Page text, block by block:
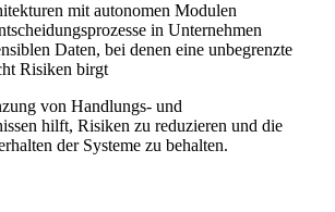
mit autonomen Modulen
in Unternehmen
Daten, bei denen eine unbegrenzte
Risiken birgt
von Handlungs- und
hilft, Risiken zu reduzieren und die
der Systeme zu behalten.